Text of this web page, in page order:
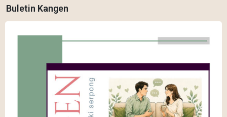
Buletin Kangen